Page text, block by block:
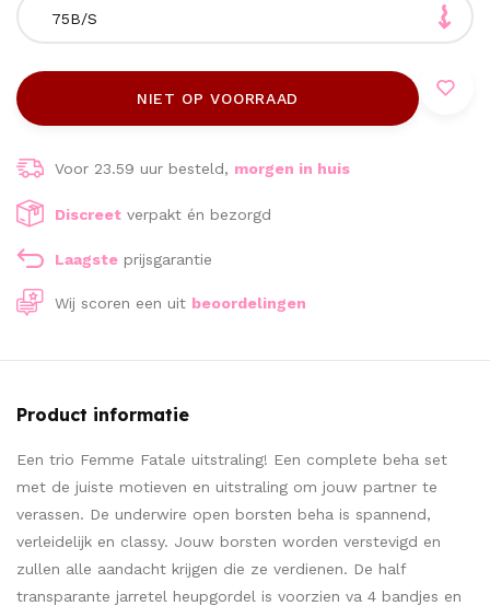
75B/S
NIET OP VOORRAAD
Voor 23.59 uur besteld, morgen in huis
Discreet verpakt én bezorgd
Laagste prijsgarantie
Wij scoren een uit beoordelingen
Product informatie
Een trio Femme Fatale uitstraling! Een complete beha set
met de juiste motieven en uitstraling om jouw partner te
verassen. De underwire open borsten beha is spannend,
verleidelijk en classy. Jouw borsten worden verstevigd en
zullen alle aandacht krijgen die ze verdienen. De half
transparante jarretel heupgordel is voorzien va 4 bandjes en